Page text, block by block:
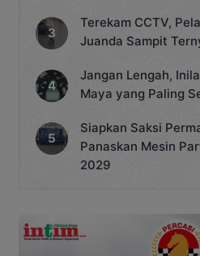
Terekam CCTV,
Juanda Sampit
Jangan Lengah,
Maya yang Paling
Siapkan Saksi
Panaskan Mesin
2029